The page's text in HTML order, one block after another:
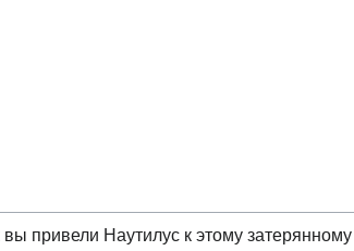
вы привели Наутилус к этому